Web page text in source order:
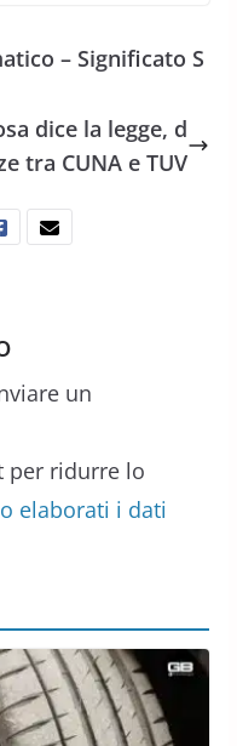
– Significato S
dice la legge, d
tra CUNA e TUV
un
per ridurre lo
elaborati i dati